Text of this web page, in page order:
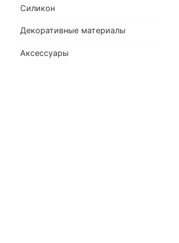
Силикон
Декоративные материалы
Аксессуары